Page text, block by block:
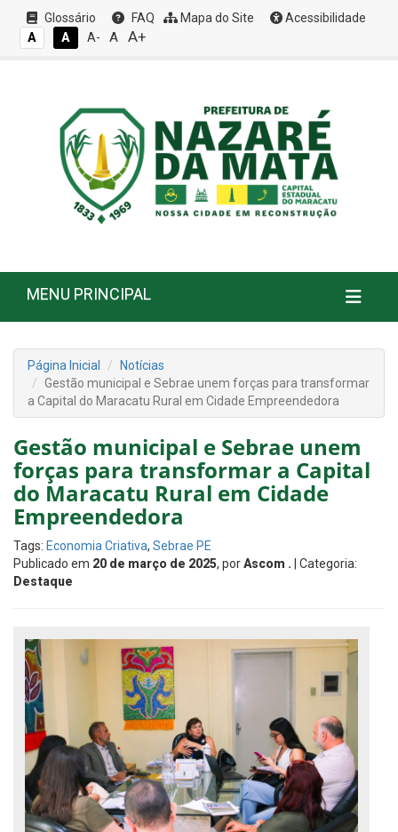
Glossário FAQ Mapa do Site
Acessibilidade
A
A A- A A+
MENU PRINCIPAL
Página Inicial
Notícias
Gestão municipal e Sebrae unem forças para transformar
a Capital do Maracatu Rural em Cidade Empreendedora
Gestão municipal e Sebrae unem
forças para transformar a Capital
do Maracatu Rural em Cidade
Empreendedora
Tags: Economia Criativa, Sebrae PE
Publicado em 20 de março de 2025, porAscom . | Categoria:
Destaque